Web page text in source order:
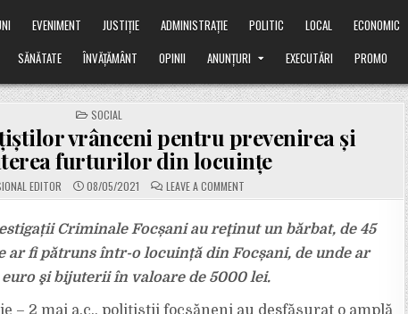
EVENIMENT JUSTIȚIE ADMINISTRAȚIE POLITIC LOCAL ECONOMIC
SĂNĂTATE ÎNVĂȚĂMÂNT OPINII ANUNȚURI EXECUTĂRI PROMO
POSTED
IN
SOCIAL
vrânceni pentru prevenirea și
furturilor din locuințe
EDITOR 08/05/2021 LEAVE A COMMENTON
ACȚIUNI
VRÂNCENI
PENTRU
PREVENIREA
ȘI
COMBATEREA
FURTURILOR
LOCUINȚE
Criminale Focșani au reţinut un bărbat, de 45
ar fi pătruns într-o locuință din Focșani, de unde ar
şi bijuterii în valoare de 5000 lei.
– 2 mai a.c., polițiștii focșăneni au desfășurat o amplă